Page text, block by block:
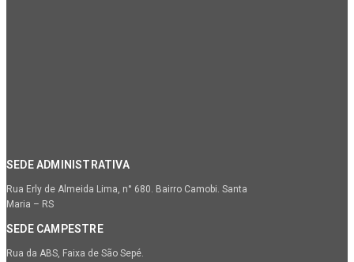
SEDE ADMINISTRATIVA
Rua Erly de Almeida Lima, n° 680. Bairro Camobi. Santa
Maria – RS
SEDE CAMPESTRE
Rua da ABS, Faixa de São Sepé.